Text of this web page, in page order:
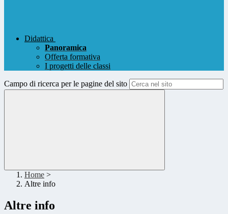
Didattica
Panoramica
Offerta formativa
I progetti delle classi
Campo di ricerca per le pagine del sito
Home >
Altre info
Altre info